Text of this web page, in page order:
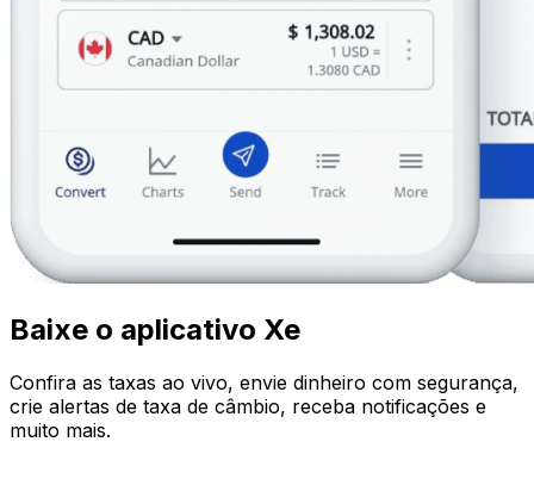
Baixe o aplicativo Xe
Confira as taxas ao vivo, envie dinheiro com segurança,
crie alertas de taxa de câmbio, receba notificações e
muito mais.